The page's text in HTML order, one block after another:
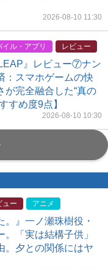
2026-08-10 11:30
イル・アプリ レビュー
』レビュー⑦ナン
：スマホゲームの快
が完全融合した“真の
すめ度9点】
2026-08-10 10:30
ュー アニメ
。』一ノ瀬珠樹役・
「実は結構子供」
。夕との関係にはヤ